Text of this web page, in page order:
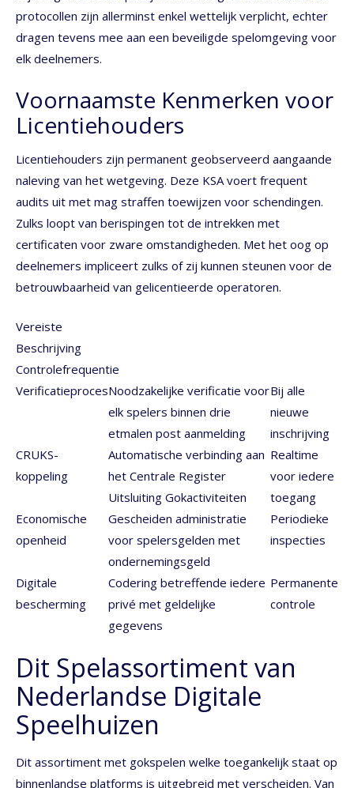
protocollen zijn allerminst enkel wettelijk verplicht, echter
dragen tevens mee aan een beveiligde spelomgeving voor
elk deelnemers.
Voornaamste Kenmerken voor
Licentiehouders
Licentiehouders zijn permanent geobserveerd aangaande
naleving van het wetgeving. Deze KSA voert frequent
audits uit met mag straffen toewijzen voor schendingen.
Zulks loopt van berispingen tot de intrekken met
certificaten voor zware omstandigheden. Met het oog op
deelnemers impliceert zulks of zij kunnen steunen voor de
betrouwbaarheid van gelicentieerde operatoren.
Vereiste
Beschrijving
Controlefrequentie
VerificatieprocesNoodzakelijke verificatie voor
elk spelers binnen drie
etmalen post aanmelding
Bij alle
nieuwe
inschrijving
CRUKS-
koppeling
Automatische verbinding aan
het Centrale Register
Uitsluiting Gokactiviteiten
Realtime
voor iedere
toegang
Economische
openheid
Gescheiden administratie
voor spelersgelden met
ondernemingsgeld
Periodieke
inspecties
Digitale
bescherming
Codering betreffende iedere
privé met geldelijke
gegevens
Permanente
controle
Dit Spelassortiment van
Nederlandse Digitale
Speelhuizen
Dit assortiment met gokspelen welke toegankelijk staat op
binnenlandse platforms is uitgebreid met verscheiden. Van